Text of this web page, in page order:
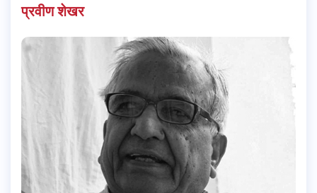
प्रवीण शेखर